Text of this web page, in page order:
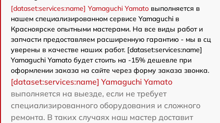
[dataset:services:name] Yamaguchi Yamato выполняется в
нашем специализированном сервисе Yamaguchi в
Красноярске опытными мастерами. На все виды работ и
запчасти предоставляем расширенную гарантию - мы в сц
уверены в качестве наших работ. [dataset:services:name]
Yamaguchi Yamato будет стоить на -15% дешевле при
оформлении заказа на сайте через форму заказа звонка.
[dataset:services:name] Yamaguchi Yamato
выполняется на выезде, если не требует
специализированного оборудования и сложного
ремонта. В таких случаях наш мастер доставит